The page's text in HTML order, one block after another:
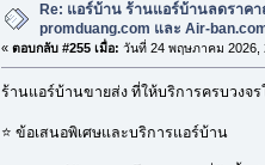
Re: แอร์บ้าน ร้านแอร์บ้านลดราคา
promduang.com และ Air-
« ตอบกลับ #255 เมื่อ: วันที่ 24 พฤษภาคม 2026,
ร้านแอร์บ้านขายส่ง ที่ให้บริการครบวงจ
⭐ ข้อเสนอพิเศษและบริการแอร์บ้าน